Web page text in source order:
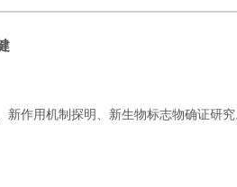
用机制探明、新生物标志物确证研